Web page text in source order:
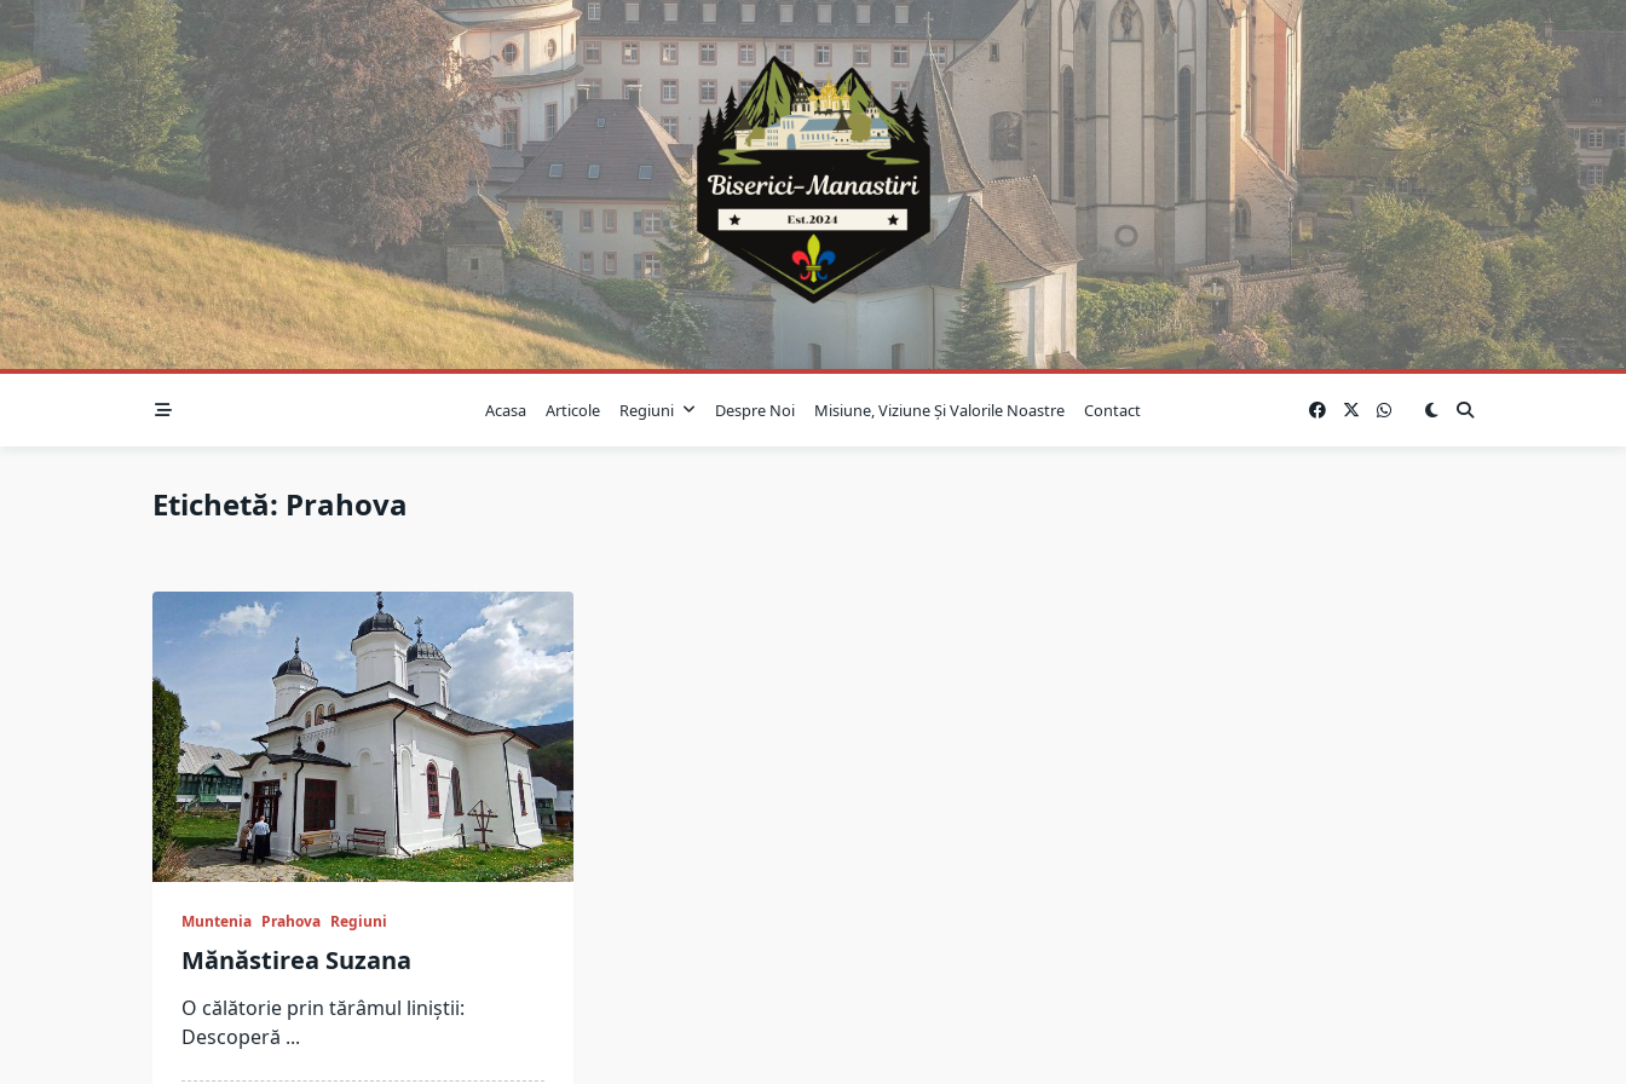
content
Acasa Articole Regiuni Despre Noi Misiune, Viziune Și Valorile Noastre Contact
Etichetă: Prahova
Muntenia Prahova Regiuni
Mănăstirea Suzana
O călătorie prin tărâmul liniștii:
Descoperă ...